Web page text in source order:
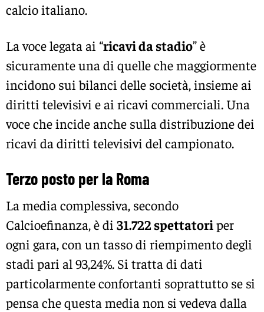
calcio italiano.
La voce legata ai “ricavi da stadio” è
sicuramente una di quelle che maggiormente
incidono sui bilanci delle società, insieme ai
diritti televisivi e ai ricavi commerciali. Una
voce che incide anche sulla distribuzione dei
ricavi da diritti televisivi del campionato.
Terzo posto per la Roma
La media complessiva, secondo
Calcioefinanza, è di 31.722 spettatoriper
ogni gara, con un tasso di riempimento degli
stadi pari al 93,24%. Si tratta di dati
particolarmente confortanti soprattutto se si
pensa che questa media non si vedeva dalla